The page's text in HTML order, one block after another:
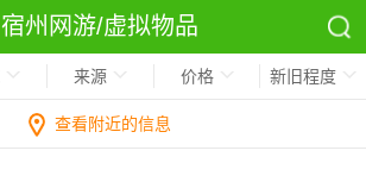
宿州网游/虚拟物品
来源 价格 新旧程度
查看附近的信息